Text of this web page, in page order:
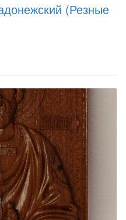
(Резные